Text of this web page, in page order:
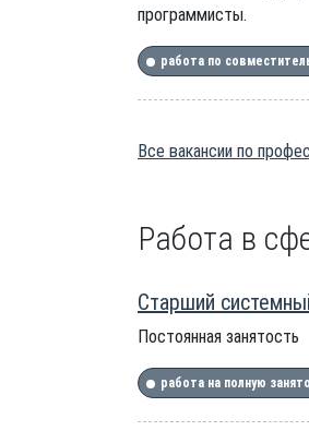
программисты.
работа по
Все вакансии по
Работа в
Старший
Постоянная занятость
работа на полную